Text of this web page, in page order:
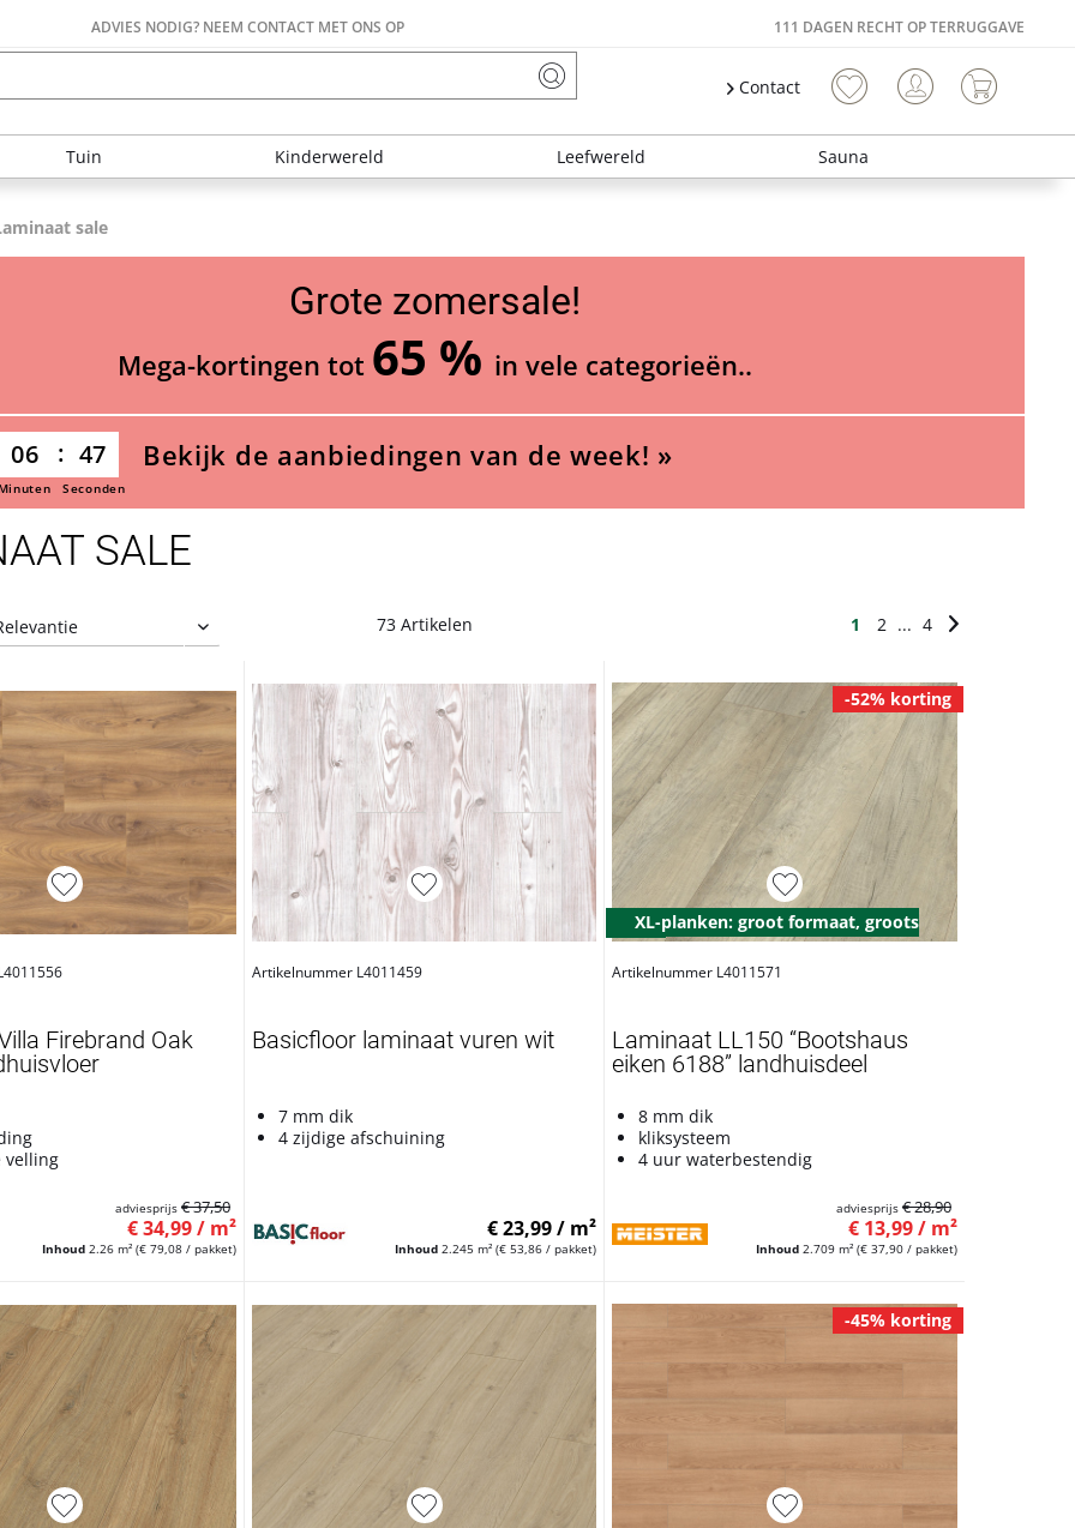
ADVIES NODIG? NEEM CONTACT MET ONS OP 111 DAGEN RECHT OP TERRUGGAVE
Contact
Tuin Kinderwereld Leefwereld Sauna
sale
Grote zomersale!
Mega-kortingen tot 65 % in vele categorieën..
06 45
Minuten Seconden
Bekijk de aanbiedingen van de week! »
SALE
73 Artikelen 1 2 ... 4
Firebrand Oak
velling
Inhoud 2.26 m² (€ 79,08 / pakket)
€ 34,99 / m²
adviesprijs € 37,50
Artikelnummer L4011459
Basicfloor laminaat vuren wit
7 mm dik
4 zijdige afschuining
Inhoud 2.245 m² (€ 53,86 / pakket)
€ 23,99 / m²
-52% korting
XL-planken: groot formaat, groots
Artikelnummer L4011571
Laminaat LL150 “Bootshaus
eiken 6188” landhuisdeel
8 mm dik
kliksysteem
4 uur waterbestendig
Inhoud 2.709 m² (€ 37,90 / pakket)
€ 13,99 / m²
adviesprijs € 28,90
-45% korting